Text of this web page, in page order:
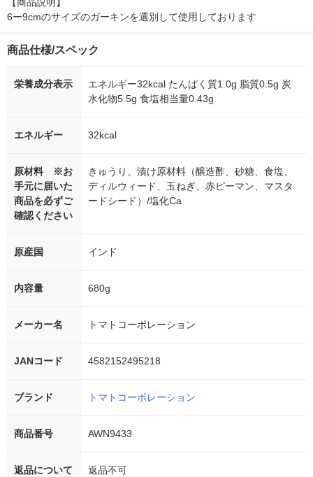
【商品説明】
6ー9cmのサイズのガーキンを選別して使用しております
商品仕様/スペック
栄養成分表示
エネルギー32kcal たんぱく質1.0g 脂質0.5g 炭
水化物5.5g 食塩相当量0.43g
エネルギー 32kcal
原材料 ※お
手元に届いた
商品を必ずご
確認ください
きゅうり、漬け原材料（醸造酢、砂糖、食塩、
ディルウィード、玉ねぎ、赤ピーマン、マスタ
ードシード）/塩化Ca
原産国 インド
内容量 680g
メーカー名 トマトコーポレーション
JANコード 4582152495218
ブランド トマトコーポレーション
商品番号 AWN9433
返品について
返品不可